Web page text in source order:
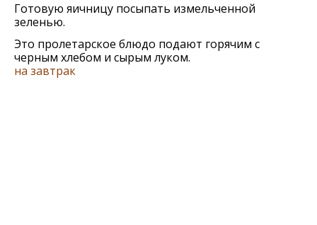
Готовую яичницу посыпать измельченной
зеленью.
Это пролетарское блюдо подают горячим с
черным хлебом и сырым луком.
на завтрак